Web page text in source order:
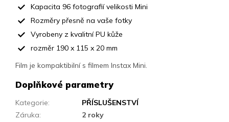
Kapacita 96 fotografií velikosti Mini
Rozměry přesně na vaše fotky
Vyrobeny z kvalitní PU kůže
rozměr 190 x 115 x 20 mm
Film je kompaktibilní s filmem Instax Mini.
Doplňkové parametry
Kategorie:
PŘÍSLUŠENSTVÍ
Záruka:
2 roky